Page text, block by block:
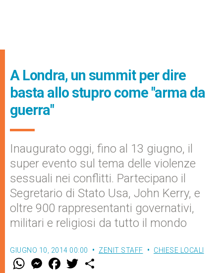
A Londra, un summit per dire
basta allo stupro come "arma da
guerra"
Inaugurato oggi, fino al 13 giugno, il
super evento sul tema delle violenze
sessuali nei conflitti. Partecipano il
Segretario di Stato Usa, John Kerry, e
oltre 900 rappresentanti governativi,
militari e religiosi da tutto il mondo
GIUGNO 10, 2014 00:00 ZENIT STAFF CHIESE LOCALI
W M
e
F
a w